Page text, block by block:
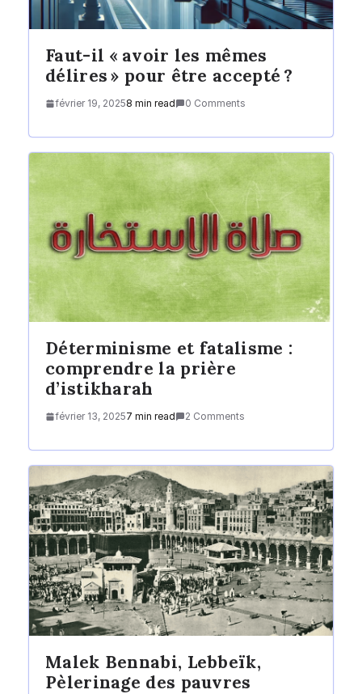
Faut-il « avoir les mêmes
délires » pour être accepté ?
février 19, 20258 min read 0 Comments
Déterminisme et fatalisme :
comprendre la prière
d’istikharah
février 13, 20257 min read 2 Comments
Malek Bennabi, Lebbeïk,
Pèlerinage des pauvres